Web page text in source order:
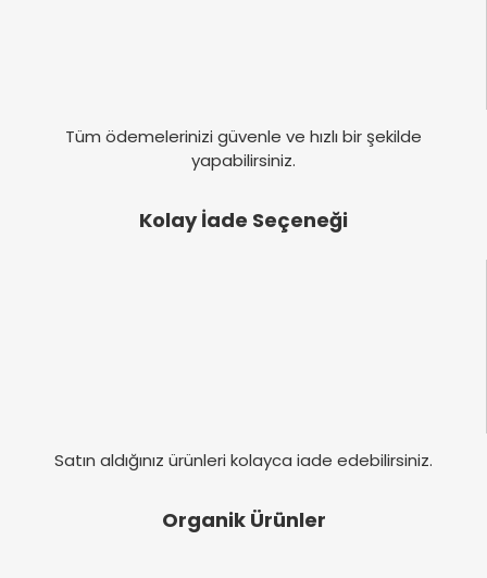
Tüm ödemelerinizi güvenle ve hızlı bir şekilde
yapabilirsiniz.
Kolay İade Seçeneği
Satın aldığınız ürünleri kolayca iade edebilirsiniz.
Organik Ürünler